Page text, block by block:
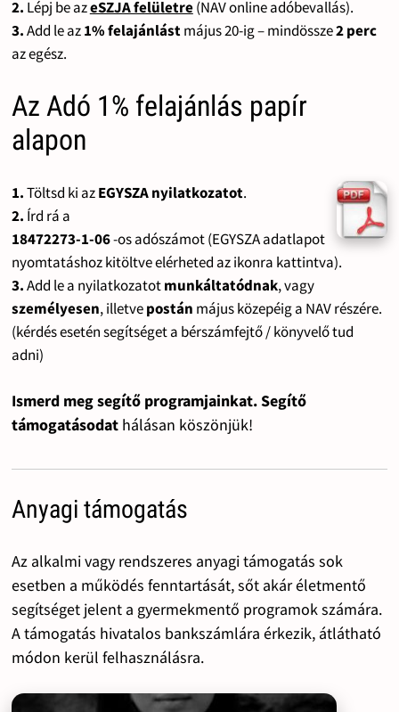
2. Lépj be azeSZJA felületre(NAV online adóbevallás).
3.Add le az1% felajánlástmájus 20-ig – mindössze2 perc
az egész.
Az Adó 1% felajánlás papír
alapon
1.Töltsd ki azEGYSZA nyilatkozatot.
2. Írd rá a
18472273-1-06-os adószámot (EGYSZA adatlapot
nyomtatáshoz kitöltve elérheted az ikonra kattintva).
3.Add le a nyilatkozatotmunkáltatódnak, vagy
személyesen, illetvepostán május közepéig a NAV részére.
(kérdés esetén segítséget a bérszámfejtő / könyvelő tud
adni)
Ismerd meg segítő programjainkat. Segítő
támogatásodat hálásan köszönjük!
Anyagi támogatás
Az alkalmi vagy rendszeres anyagi támogatás sok
esetben a működés fenntartását, sőt akár életmentő
segítséget jelent a gyermekmentő programok számára.
A támogatás hivatalos bankszámlára érkezik, átlátható
módon kerül felhasználásra.